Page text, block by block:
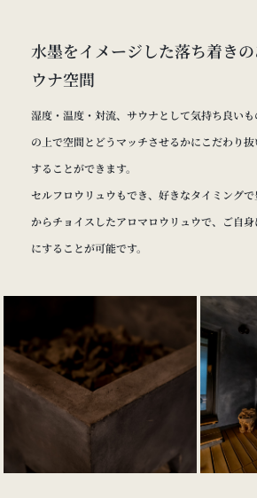
水墨をイメージした落ち着き
ウナ空間
湿度・温度・対流、サウナとして気持ち良い
の上で空間とどうマッチさせるかにこだわり
することができます。
セルフロウリュウもでき、好きなタイミング
からチョイスしたアロマロウリュウで、ご自
にすることが可能です。